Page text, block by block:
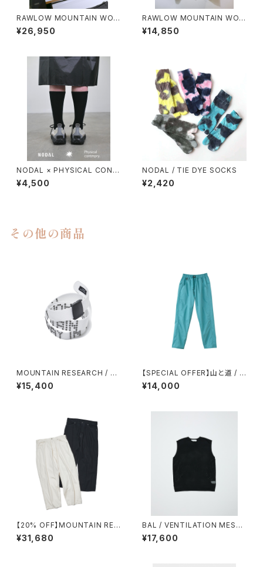
RAWLOW MOUNTAIN WOR
KS / HIKER BAKER PANTS
¥26,950
RAWLOW MOUNTAIN WOR
KS / DAD LITE CREW
¥14,850
NODAL × PHYSICAL CONT
MPRY.
¥4,500
NODAL / TIE DYE SOCKS
¥2,420
その他の商品
MOUNTAIN RESEARCH / RI
VET BELT
¥15,400
【SPECIAL OFFER】山と道 / LI
GHT ５POCKET PANTS（WO
MEN）
¥14,000
【20% OFF】MOUNTAIN RES
EARCH / MT 578
¥31,680
BAL / VENTILATION MESH
CREW VEST
¥17,600